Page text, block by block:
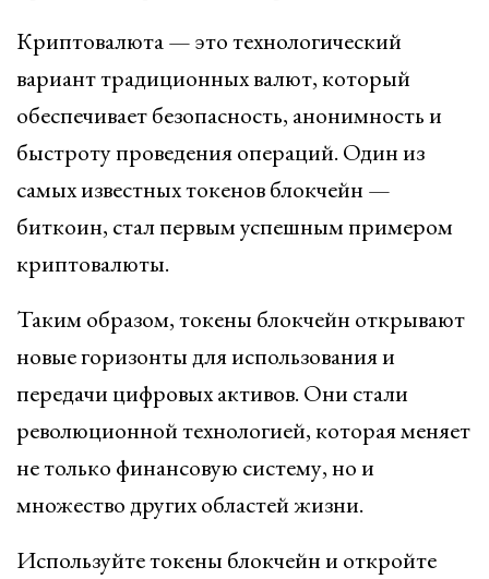
Криптовалюта — это технологический
вариант традиционных валют, который
обеспечивает безопасность, анонимность и
быстроту проведения операций. Один из
самых известных токенов блокчейн —
биткоин, стал первым успешным примером
криптовалюты.
Таким образом, токены блокчейн открывают
новые горизонты для использования и
передачи цифровых активов. Они стали
революционной технологией, которая меняет
не только финансовую систему, но и
множество других областей жизни.
Используйте токены блокчейн и откройте